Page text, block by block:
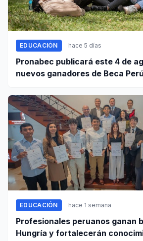
EDUCACIÓN hace 5 días
Pronabec publicará este 4 de
nuevos ganadores de Beca Perú
EDUCACIÓN hace 1 semana
Profesionales peruanos ganan
Hungría y fortalecerán